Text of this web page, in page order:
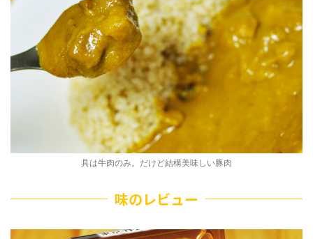
具は牛肉のみ。だけど結構美味しい豚肉
味のレビュー